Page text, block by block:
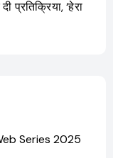
प्रतिक्रिया, ‘हेरा